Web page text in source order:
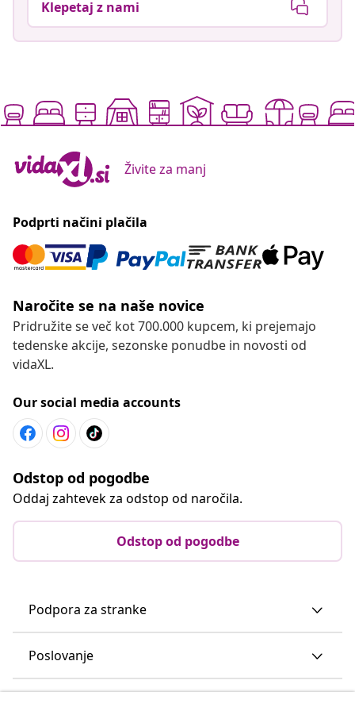
Klepetaj z nami
Živite za manj
Podprti načini plačila
Naročite se na naše novice
Pridružite se več kot 700.000 kupcem, ki prejemajo
tedenske akcije, sezonske ponudbe in novosti od
vidaXL.
Our social media accounts
Odstop od pogodbe
Oddaj zahtevek za odstop od naročila.
Odstop od pogodbe
Podpora za stranke
Poslovanje